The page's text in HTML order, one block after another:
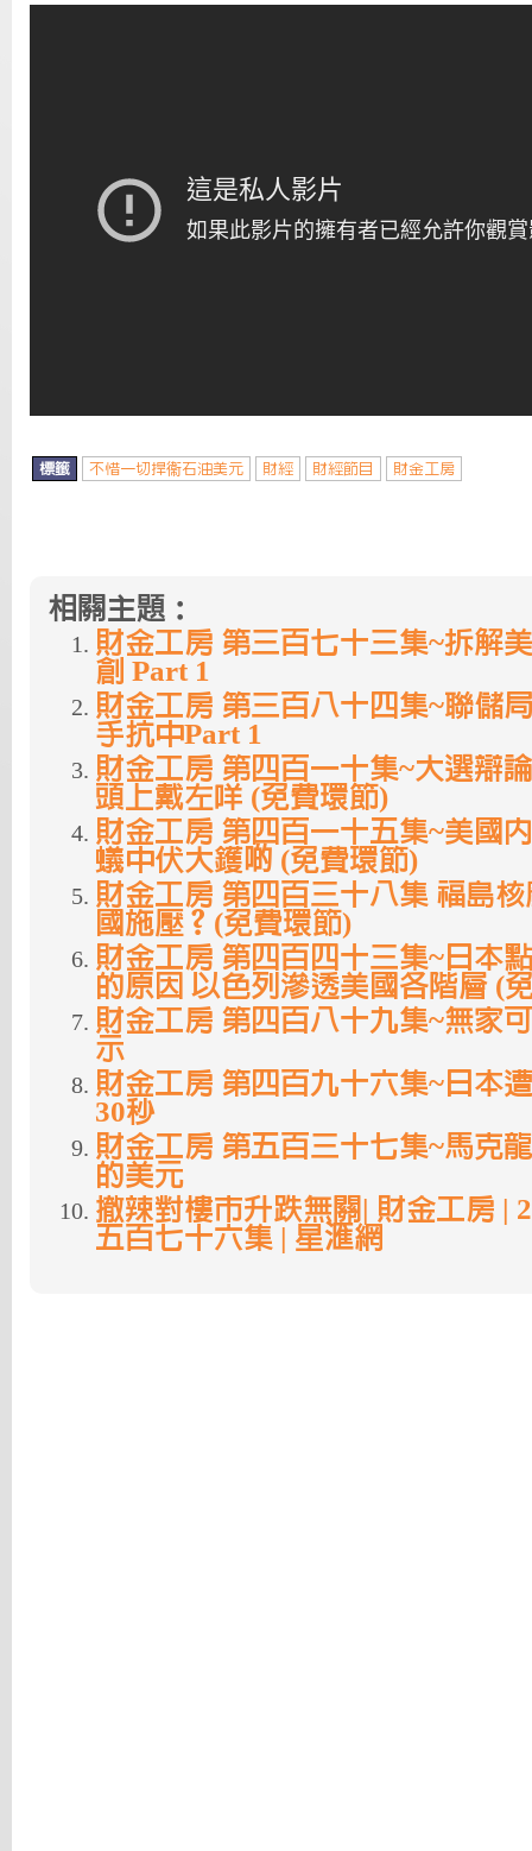
標籤 不惜一切捍衞石油美元 財經 財經節目 財金工房
相關主題：
財金工房 第三百七十三集~拆解
創 Part 1
財金工房 第三百八十四集~聯儲
手抗中Part 1
財金工房 第四百一十集~大選辯
頭上戴左咩 (免費環節)
財金工房 第四百一十五集~美國
蟻中伏大鑊啲 (免費環節)
財金工房 第四百三十八集 福島
國施壓？(免費環節)
財金工房 第四百四十三集~日本
的原因 以色列滲透美國各階層 (
財金工房 第四百八十九集~無家
示
財金工房 第四百九十六集~日本
30秒
財金工房 第五百三十七集~馬克
的美元
撤辣對樓市升跌無關| 財金工房 |
五百七十六集 | 星滙網